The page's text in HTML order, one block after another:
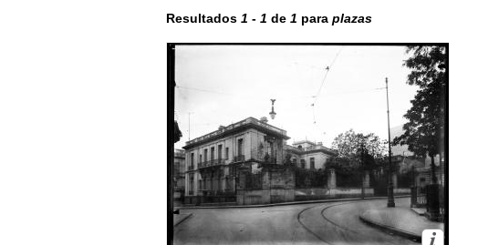
Resultados 1 - 1 de 1 para plazas